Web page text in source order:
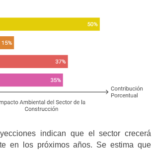
indican que el sector crecerá
en los próximos años. Se estima que